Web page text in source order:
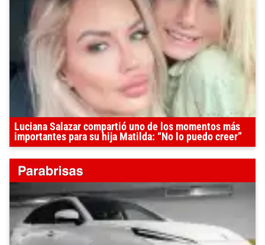
Luciana Salazar compartió uno de los momentos más
importantes para su hija Matilda: “No lo puedo creer”